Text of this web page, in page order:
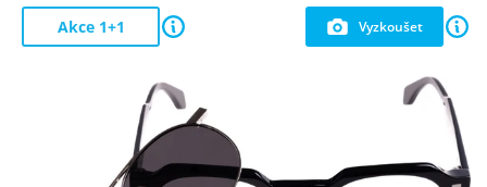
Vyzkoušet
Akce 1+1